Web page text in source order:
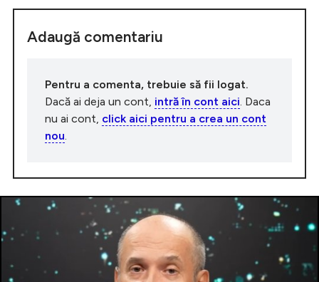
Adaugă comentariu
Pentru a comenta, trebuie să fii logat.
Dacă ai deja un cont, intră în cont aici . Daca
nu ai cont, click aici pentru a crea un cont
nou